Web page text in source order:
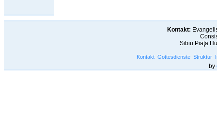
Kontakt:
Sibiu Piaţa
Kontakt Gottesdienste Struktur
by